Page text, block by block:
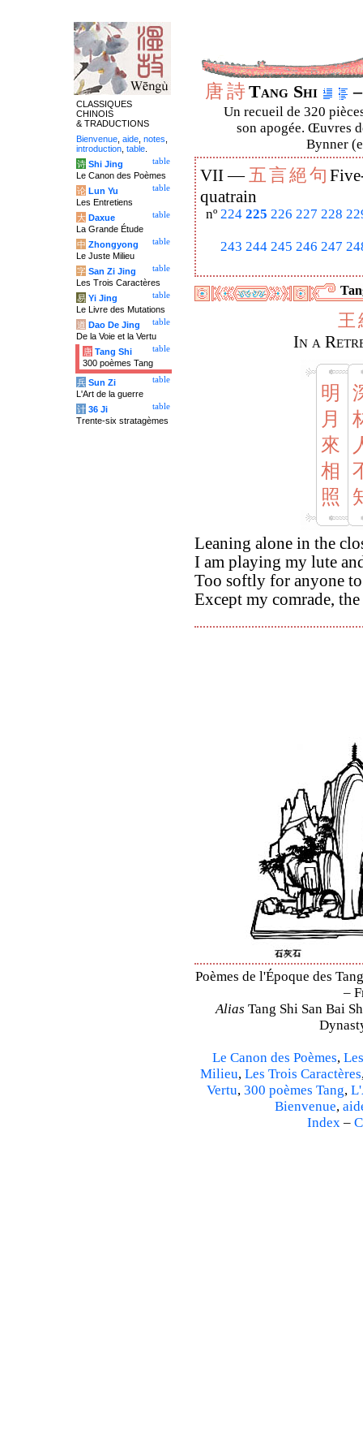
唐詩Tang Shi
Un recueil de 320
son apogée. Œuvres
Bynner
VII —五言絕句
quatrain
nº 224 225 226 227 228
243 244 245 246 247
王
In a
明
月
來
相
照
Leaning alone in the
I am playing my lute
Too softly for anyone
Except my comrade,
Poèmes de l'Époque des
–
Alias Tang Shi San Bai
Le Canon des Poèmes,
Milieu, Les Trois Caractères
Vertu, 300 poèmes Tang,
Bienvenue,
Index–
CLASSIQUES
CHINOIS
& TRADUCTIONS
Bienvenue aide notes
introduction table
table
诗 Shi Jing
Le Canon des Poèmes
table
论 Lun Yu
Les Entretiens
table
大 Daxue
La Grande Étude
table
中 Zhongyong
Le Juste Milieu
table
字 San Zi Jing
Les Trois Caractères
table
易 Yi Jing
Le Livre des Mutations
table
道 Dao De Jing
De la Voie et la Vertu
table
唐 Tang Shi
300 poèmes Tang
table
兵 Sun Zi
L'Art de la guerre
table
计 36 Ji
Trente-six stratagèmes